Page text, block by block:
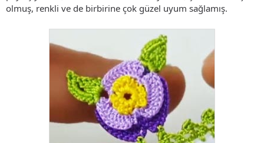
olmuş, renkli ve de birbirine çok güzel uyum sağlamış.